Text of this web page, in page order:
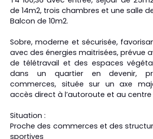
de 14m2, trois chambres et une salle
Balcon de 10m2.
Sobre, moderne et sécurisée,
avec des énergies maitrisées, prévue
de télétravail et des espaces
dans un quartier en devenir,
commerces, située sur un axe
accès direct à l’autoroute et au
Situation :
Proche des commerces et des
sportives